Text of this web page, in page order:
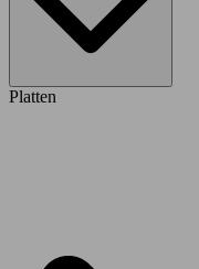
Platten